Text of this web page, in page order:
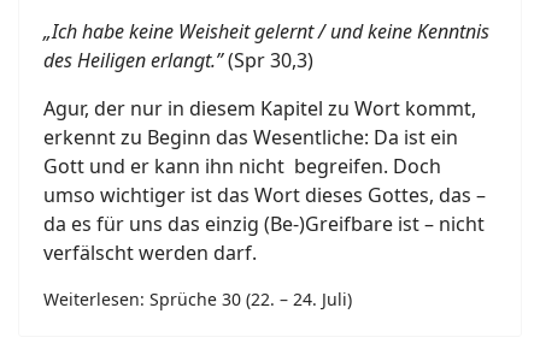
„Ich habe keine Weisheit gelernt / und keine Kenntnis
des Heiligen erlangt.”(Spr 30,3)
Agur, der nur in diesem Kapitel zu Wort kommt,
erkennt zu Beginn das Wesentliche: Da ist ein
Gott und er kann ihn nicht begreifen. Doch
umso wichtiger ist das Wort dieses Gottes, das –
da es für uns das einzig (Be-)Greifbare ist – nicht
verfälscht werden darf.
Weiterlesen: Sprüche 30 (22. – 24. Juli)